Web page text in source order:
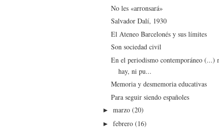
No les «arronsará»
Salvador Dalí, 1930
El Ateneo Barcelonés y sus límites
Son sociedad civil
En el periodismo contemporáneo (...)
hay, ni pu...
Memoria y desmemoria educativas
Para seguir siendo españoles
►marzo(20)
►febrero(16)